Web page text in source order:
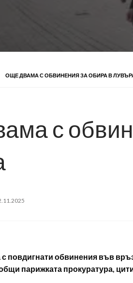
ОЩЕ ДВАМА С ОБВИНЕНИЯ ЗА ОБИРА В
с
повдигнати обвинения във
парижката прокуратура,